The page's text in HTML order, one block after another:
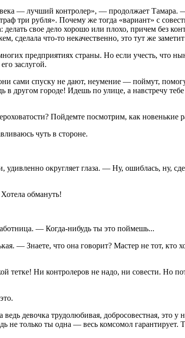
— лучший контролер», — продолжает Тамара.
три рубля». Почему же тогда «вариант» с
свое дело хорошо или плохо, причем без
сделала что-то некачественно, это тут же
предприятиях страны. Но если учесть, что
заслугой.
сами спуску не дают, неумение — поймут,
другом городе! Идешь по улице, а навстречу
Пойдемте посмотрим, как новенькие
чуть в стороне.
округляет глаза. — Ну, ошиблась, ну,
обмануть!
— Когда-нибудь ты это поймешь...
Знаете, что она говорит? Мастер не тот, кто
Ни контролеров не надо, ни совести. Но
девочка трудолюбивая, добросовестная, это у
не только ты одна — весь комсомол